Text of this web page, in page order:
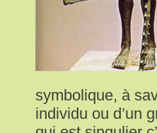
symbolique, à
individu ou d’un